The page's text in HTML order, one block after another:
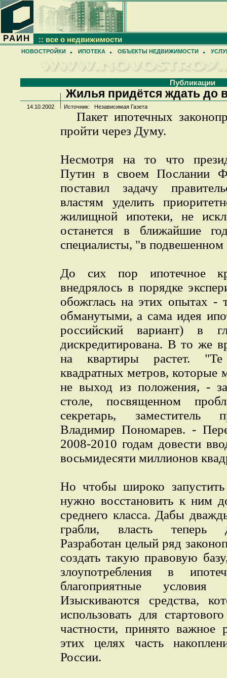
РАИН :: все о недвижимости
НОВОСТРОЙКИ ИПОТЕКА ОБЪЕКТЫ НЕДВИЖИМОСТИ
Публикации
Жилья придётся ждать до
14.10.2002 Источник: Независимая Газета
Пакет ипотечных
пройти через Думу.
Несмотря на то что
Путин в своем Послании
поставил задачу
властям уделить
жилищной ипотеки, не
останется в ближайшие
специалисты, "в подвешенном
До сих пор ипотечное
внедрялось в порядке
обожглась на этих опытах -
обманутыми, а сама идея
российский вариант) в
дискредитирована. В то же
на квартиры растет. "Те
квадратных метров, которые
не выход из положения, -
столе, посвященном
секретарь, заместитель
Владимир Пономарев. -
2008-2010 годам довести
восьмидесяти миллионов
Но чтобы широко
нужно восстановить к ним
среднего класса. Дабы
грабли, власть теперь
Разработан целый ряд
создать такую правовую
злоупотребления в
благоприятные
Изыскиваются средства,
использовать для
частности, принято важное
этих целях часть
России.